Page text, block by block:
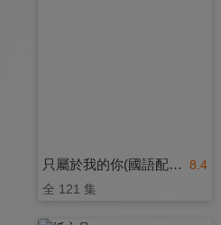
8.4
只屬於我的你(國語配音)
全 121 集